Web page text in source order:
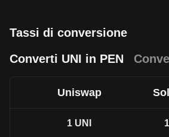
Tassi di conversione
Converti UNI in PEN
Uniswap
1 UNI